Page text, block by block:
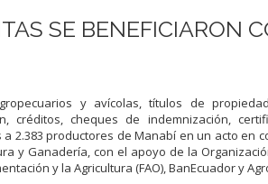
SE BENEFICIARON
y avícolas, títulos de
créditos, cheques de indemnización,
2.383 productores de Manabí en un acto en
y Ganadería, con el apoyo de la
y la Agricultura (FAO), BanEcuador y